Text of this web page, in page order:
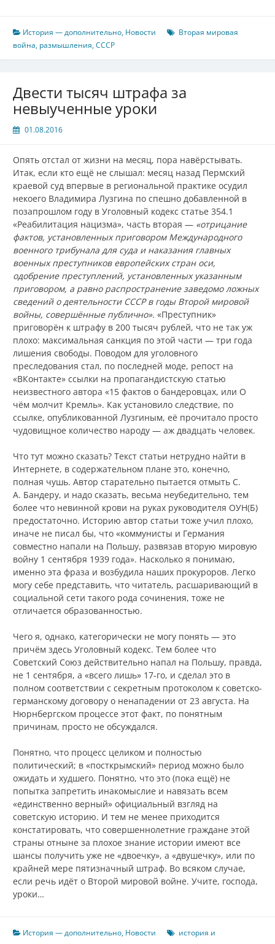
История — дополнительно, Новости
Вторая мировая
война, размышления,СССР
Двести тысяч штрафа за
невыученные уроки
01.08.2016
Опять отстал от жизни на месяц, пора навёрстывать.
Итак, если кто ещё не слышал: месяц назад Пермский
краевой суд впервые в региональной практике осудил
некоего Владимира Лузгина по спешно добавленной в
позапрошлом году в Уголовный кодекс статье 354.1
«Реабилитация нацизма», часть вторая — «отрицание
фактов, установленных приговором Международного
военного трибунала для суда и наказания главных
военных преступников европейских стран оси,
одобрение преступлений, установленных указанным
приговором, а равно распространение заведомо ложных
сведений о деятельности СССР в годы Второй мировой
войны, совершённыепублично». «Преступник»
приговорён к штрафу в 200 тысяч рублей, что не так уж
плохо: максимальная санкция по этой части — три года
лишения свободы. Поводом для уголовного
преследования стал, по последней моде, репост на
«ВКонтакте» ссылки на пропагандистскую статью
неизвестного автора «15 фактов о бандеровцах, или О
чём молчит Кремль». Как установило следствие, по
ссылке, опубликованной Лузгиным, её прочитало просто
чудовищное количество народу — аж двадцать человек.
Что тут можно сказать? Текст статьи нетрудно найти в
Интернете, в содержательном плане это, конечно,
полная чушь. Автор старательно пытается отмыть С.
А. Бандеру, и надо сказать, весьма неубедительно, тем
более что невинной крови на руках руководителя ОУН(Б)
предостаточно. Историю автор статьи тоже учил плохо,
иначе не писал бы, что «коммунисты и Германия
совместно напали на Польшу, развязав вторую мировую
войну 1 сентября 1939 года». Насколько я понимаю,
именно эта фраза и возбудила наших прокуроров. Легко
могу себе представить, что читатель, расшаривающий в
социальной сети такого рода сочинения, тоже не
отличается образованностью.
Чего я, однако, категорически не могу понять — это
причём здесь Уголовный кодекс. Тем более что
Советский Союз действительно напал на Польшу, правда,
не 1 сентября, а «всего лишь» 17‑го, и сделал это в
полном соответствии с секретным протоколом к советско-
германскому договору о ненападении от 23 августа. На
Нюрнбергском процессе этот факт, по понятным
причинам, просто не обсуждался.
Понятно, что процесс целиком и полностью
политический; в «посткрымский» период можно было
ожидать и худшего. Понятно, что это (пока ещё) не
попытка запретить инакомыслие и навязать всем
«единственно верный» официальный взгляд на
советскую историю. И тем не менее приходится
констатировать, что совершеннолетние граждане этой
страны отныне за плохое знание истории имеют все
шансы получить уже не «двоечку», а «двушечку», или по
крайней мере пятизначный штраф. Во всяком случае,
если речь идёт о Второй мировой войне. Учите, господа,
уроки…
История — дополнительно, Новости
история и